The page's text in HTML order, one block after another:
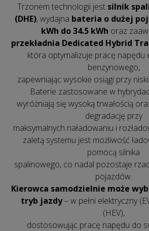
Trzonem technologii jest silnik
(DHE), wydajna bateria o dużej
kWh do 34.5 kWh oraz
przekładnia Dedicated Hybrid
która optymalizuje pracę napędu
benzynowego,
zapewniając wysokie osiągi przy
Baterie zastosowane w
wyróżniają się wysoką trwałością
degradację przy
maksymalnych naładowaniu i
zaletą systemu jest możliwość
pomocą silnika
spalinowego, co nadal pozostaje
pojazdów.
Kierowca samodzielnie może
tryb jazdy– w pełni elektryczny
(HEV),
dostosowując pracę napędu do